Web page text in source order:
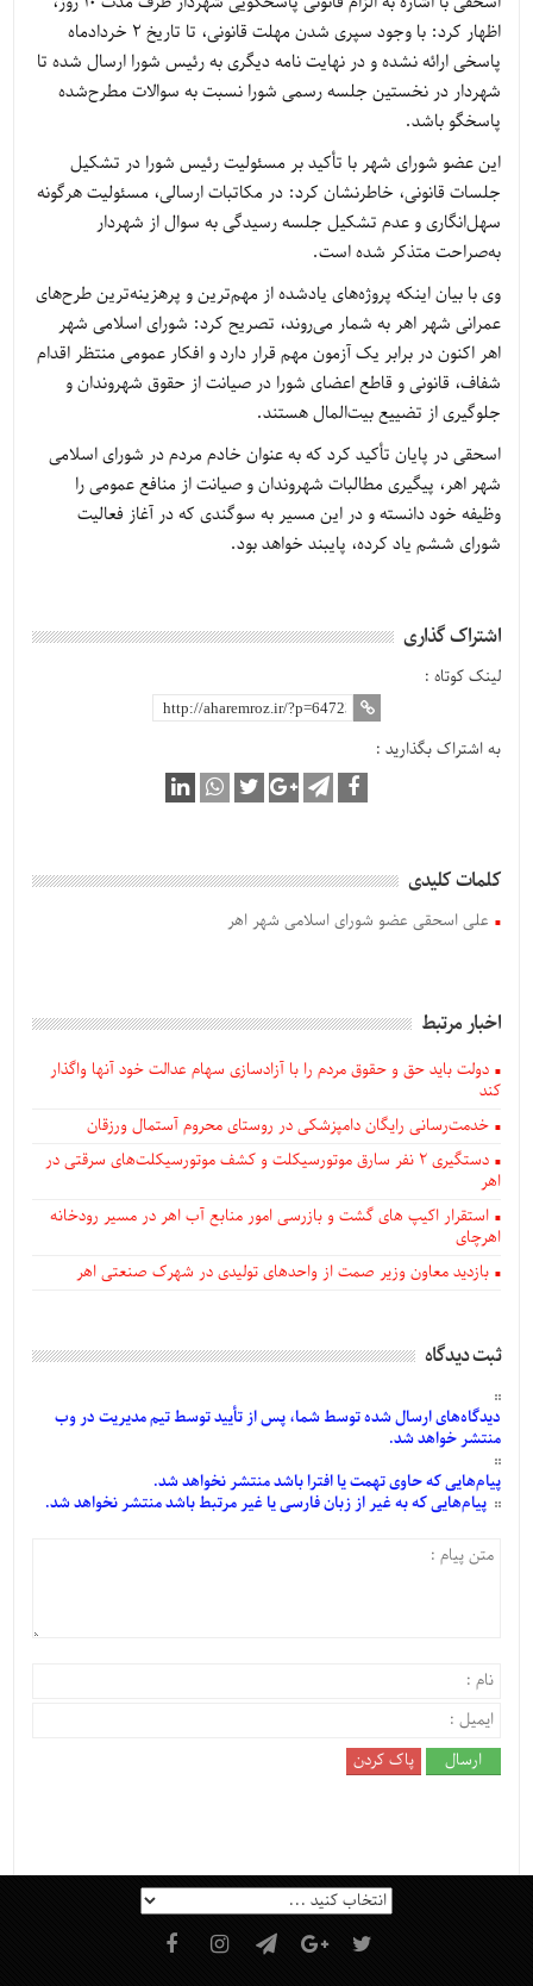
اظهار کرد: با وجود سپری شدن مهلت قانونی، تا تاریخ ۲ خردادماه
پاسخی ارائه نشده و در نهایت نامه دیگری به رئیس شورا ارسال شده تا
شهردار در نخستین جلسه رسمی شورا نسبت به سوالات مطرح‌شده
پاسخگو باشد.
این عضو شورای شهر با تأکید بر مسئولیت رئیس شورا در تشکیل
جلسات قانونی، خاطرنشان کرد: در مکاتبات ارسالی، مسئولیت هرگونه
سهل‌انگاری و عدم تشکیل جلسه رسیدگی به سوال از شهردار
به‌صراحت متذکر شده است.
وی با بیان اینکه پروژه‌های یادشده از مهم‌ترین و پرهزینه‌ترین طرح‌های
عمرانی شهر اهر به شمار می‌روند، تصریح کرد: شورای اسلامی شهر
اهر اکنون در برابر یک آزمون مهم قرار دارد و افکار عمومی منتظر اقدام
شفاف، قانونی و قاطع اعضای شورا در صیانت از حقوق شهروندان و
جلوگیری از تضییع بیت‌المال هستند.
اسحقی در پایان تأکید کرد که به عنوان خادم مردم در شورای اسلامی
شهر اهر، پیگیری مطالبات شهروندان و صیانت از منافع عمومی را
وظیفه خود دانسته و در این مسیر به سوگندی که در آغاز فعالیت
شورای ششم یاد کرده، پایبند خواهد بود.
اشتراک گذاری
لینک کوتاه :
به اشتراک بگذارید :
کلمات کلیدی
علی اسحقی عضو شورای اسلامی شهر اهر
اخبار مرتبط
دولت باید حق و حقوق مردم را با آزادسازی سهام عدالت خود آنها واگذار
کند
خدمت‌رسانی رایگان دامپزشکی در روستای محروم آستمال ورزقان
دستگيری ۲ نفر سارق موتورسیکلت و کشف موتورسیکلت‌های سرقتی در
اهر
استقرار اکیپ های گشت و بازرسی امور منابع آب اهر در مسیر رودخانه
اهرچای
بازدید معاون وزیر صمت از واحدهای تولیدی در شهرک صنعتی اهر
ثبت دیدگاه
دیدگاه‌هایارسالشدهتوسط شما، پس ازتأییدتوسط تیم مدیریت در وب
منتشر خواهد شد.
پیام‌هاییکه حاوی تهمت یا افترا باشد منتشر نخواهد شد.
پیام‌هاییکه به غیر از زبان فارسی یا غیر مرتبط باشد منتشر نخواهد شد.